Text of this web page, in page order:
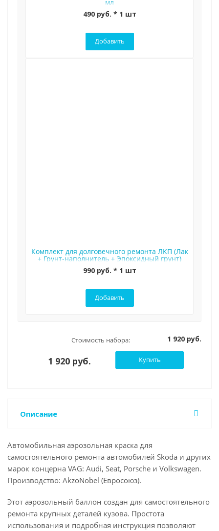
мл
490 руб. * 1 шт
Добавить
Комплект для долговечного ремонта ЛКП (Лак
+ Грунт-наполнитель + Эпоксидный грунт)
990 руб. * 1 шт
Добавить
Стоимость набора: 1 920 руб.
1 920 руб. Купить
Описание
Автомобильная аэрозольная краска для
самостоятельного ремонта автомобилей Skoda и других
марок концерна VAG: Audi, Seat, Porsche и Volkswagen.
Производство: AkzoNobel (Евросоюз).
Этот аэрозольный баллон создан для самостоятельного
ремонта крупных деталей кузова. Простота
использования и подробная инструкция позволяют